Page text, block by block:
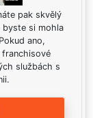
pak skvělý
byste si mohla
ano,
službách s